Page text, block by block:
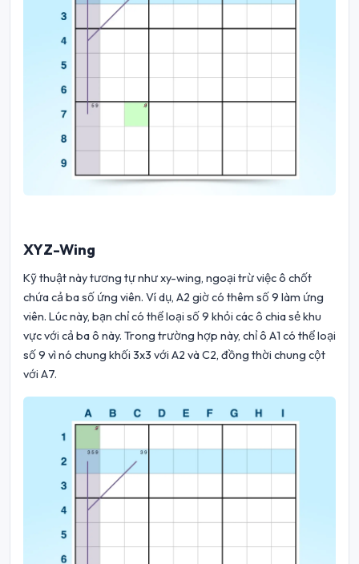
XYZ-Wing
Kỹ thuật này tương tự như xy-wing, ngoại trừ việc ô chốt
chứa cả ba số ứng viên. Ví dụ, A2 giờ có thêm số 9 làm ứng
viên. Lúc này, bạn chỉ có thể loại số 9 khỏi các ô chia sẻ khu
vực với cả ba ô này. Trong trường hợp này, chỉ ô A1 có thể loại
số 9 vì nó chung khối 3x3 với A2 và C2, đồng thời chung cột
với A7.